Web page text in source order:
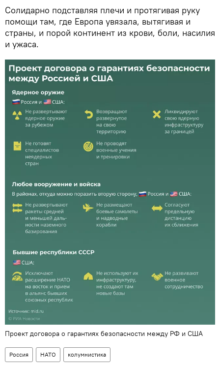
Солидарно подставляя плечи и протягивая руку
помощи там, где Европа увязала, вытягивая и
страны, и порой континент из крови, боли, насилия
и ужаса.
Проект договора о гарантиях безопасности между РФ и США
Россия НАТО колумнистика